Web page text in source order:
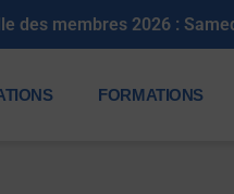
2026 : Samedi 11
FORMATIONS